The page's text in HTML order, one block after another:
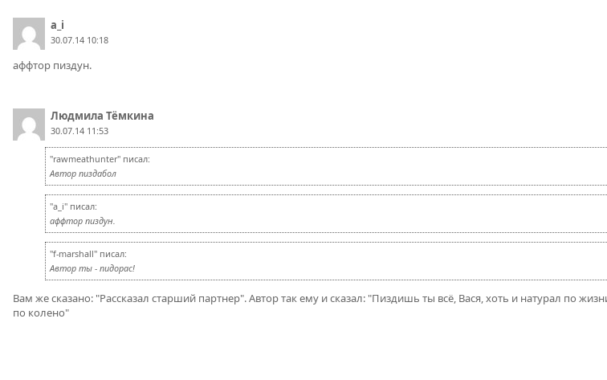
a_i
30.07.14 10:18
аффтор пиздун.
Людмила Тёмкина
30.07.14 11:53
"rawmeathunter" писал:
Автор пиздабол
"a_i" писал:
аффтор пиздун.
"f-marshall" писал:
Автор ты - пидорас!
Вам же сказано: "Рассказал старший партнер". Автор так ему и сказал: "Пиздишь ты всё, Вася, хоть и натурал по
по колено"